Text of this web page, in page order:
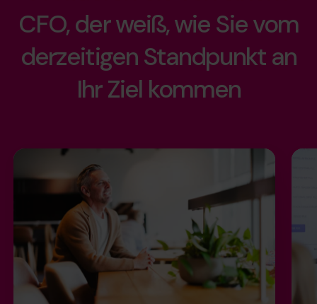
CFO, der weiß, wie Sie vom
derzeitigen Standpunkt an
Ihr Ziel kommen